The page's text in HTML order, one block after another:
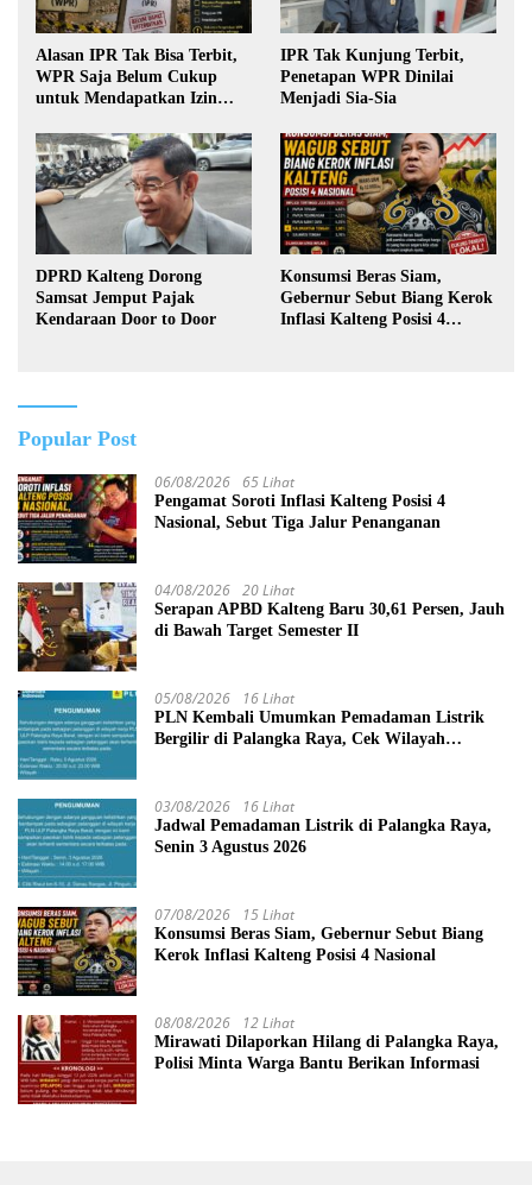
Alasan IPR Tak Bisa Terbit,
WPR Saja Belum Cukup
untuk Mendapatkan Izin
IPR Tak Kunjung Terbit,
Penetapan WPR Dinilai
Menjadi Sia-Sia
DPRD Kalteng Dorong
Samsat Jemput Pajak
Kendaraan Door to Door
Konsumsi Beras Siam,
Gebernur Sebut Biang Kerok
Inflasi Kalteng Posisi 4
Popular Post
06/08/2026 65 Lihat
Pengamat Soroti Inflasi Kalteng Posisi 4
Nasional, Sebut Tiga Jalur Penanganan
04/08/2026 20 Lihat
Serapan APBD Kalteng Baru 30,61 Persen, Jauh
di Bawah Target Semester II
05/08/2026 16 Lihat
PLN Kembali Umumkan Pemadaman Listrik
Bergilir di Palangka Raya, Cek Wilayah
03/08/2026 16 Lihat
Jadwal Pemadaman Listrik di Palangka Raya,
Senin 3 Agustus 2026
07/08/2026 15 Lihat
Konsumsi Beras Siam, Gebernur Sebut Biang
Kerok Inflasi Kalteng Posisi 4 Nasional
08/08/2026 12 Lihat
Mirawati Dilaporkan Hilang di Palangka Raya,
Polisi Minta Warga Bantu Berikan Informasi